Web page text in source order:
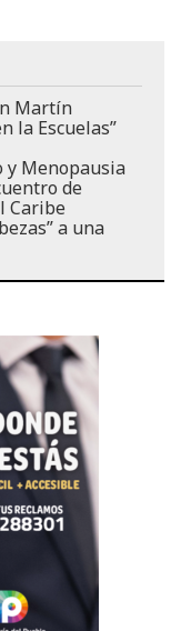
Martín
la Escuelas”
y Menopausia
de
Caribe
a una